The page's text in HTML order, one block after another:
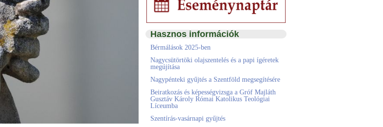
Hasznos információk
Bérmálások 2025-ben
Nagycsütörtöki olajszentelés és a papi ígéretek
megújítása
Nagypénteki gyűjtés a Szentföld megsegítésére
Beiratkozás és képességvizsga a Gróf Majláth
Gusztáv Károly Római Katolikus Teológiai
Líceumba
Szentírás-vasárnapi gyűjtés